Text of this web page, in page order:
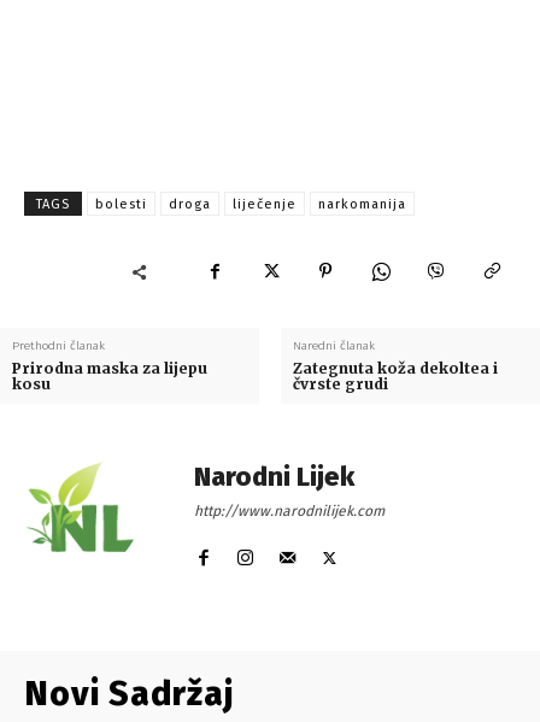
TAGS bolesti droga liječenje narkomanija
Prethodni članak
Prirodna maska za lijepu
kosu
Naredni članak
Zategnuta koža dekoltea i
čvrste grudi
Narodni Lijek
http://www.narodnilijek.com
Novi Sadržaj